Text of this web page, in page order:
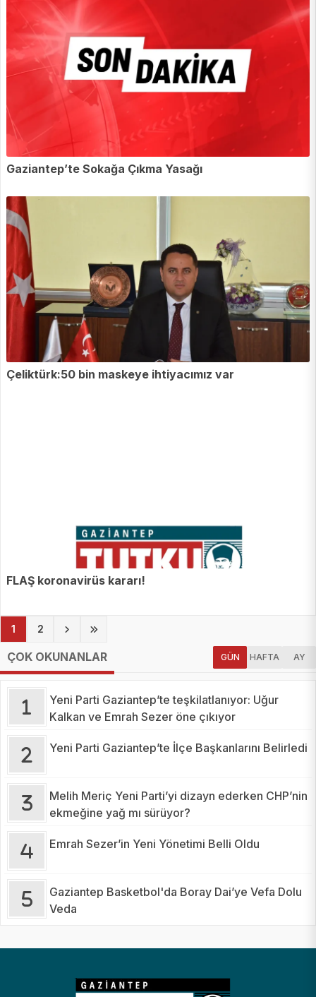
Gaziantep’te Sokağa Çıkma Yasağı
Çeliktürk:50 bin maskeye ihtiyacımız var
FLAŞ koronavirüs kararı!
1 (current)
2
ÇOK OKUNANLAR GÜN HAFTA AY
Yeni Parti Gaziantep’te teşkilatlanıyor: Uğur
Kalkan ve Emrah Sezer öne çıkıyor
Yeni Parti Gaziantep’te İlçe Başkanlarını Belirledi
Melih Meriç Yeni Parti’yi dizayn ederken CHP’nin
ekmeğine yağ mı sürüyor?
Emrah Sezer’in Yeni Yönetimi Belli Oldu
Gaziantep Basketbol'da Boray Dai’ye Vefa Dolu
Veda